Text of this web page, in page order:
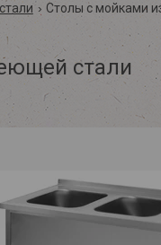
Столы с мойками
стали